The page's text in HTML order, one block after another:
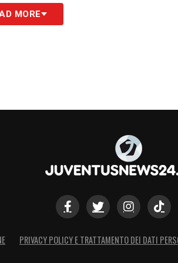
MORE
PRIVACY POLICY E TRATTAMENTO DEI DATI